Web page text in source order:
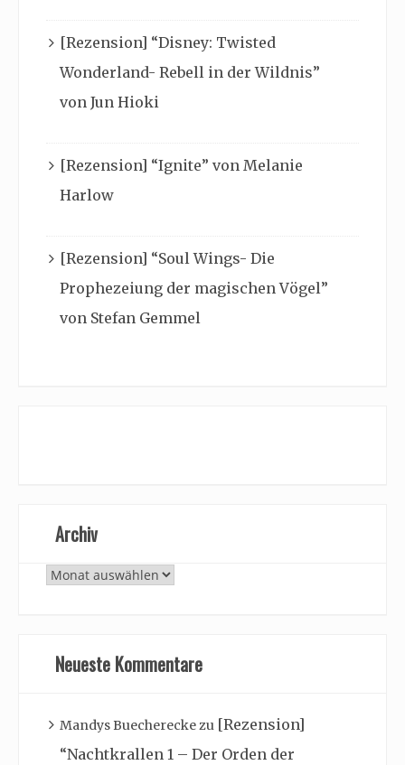
[Rezension] “Disney: Twisted
Wonderland- Rebell in der Wildnis”
von Jun Hioki
[Rezension] “Ignite” von Melanie
Harlow
[Rezension] “Soul Wings- Die
Prophezeiung der magischen Vögel”
von Stefan Gemmel
Archiv
Archiv
Neueste Kommentare
Mandys Buechereckezu [Rezension]
“Nachtkrallen 1 – Der Orden der